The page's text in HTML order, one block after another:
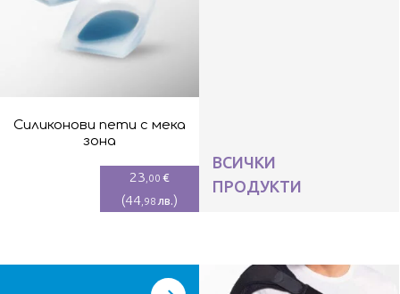
Силиконови пети с мека
зона
23 ,00 €
(44,98 лв.)
ВСИЧКИ
ПРОДУКТИ